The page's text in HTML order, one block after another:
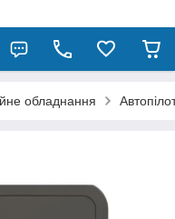
обладнання